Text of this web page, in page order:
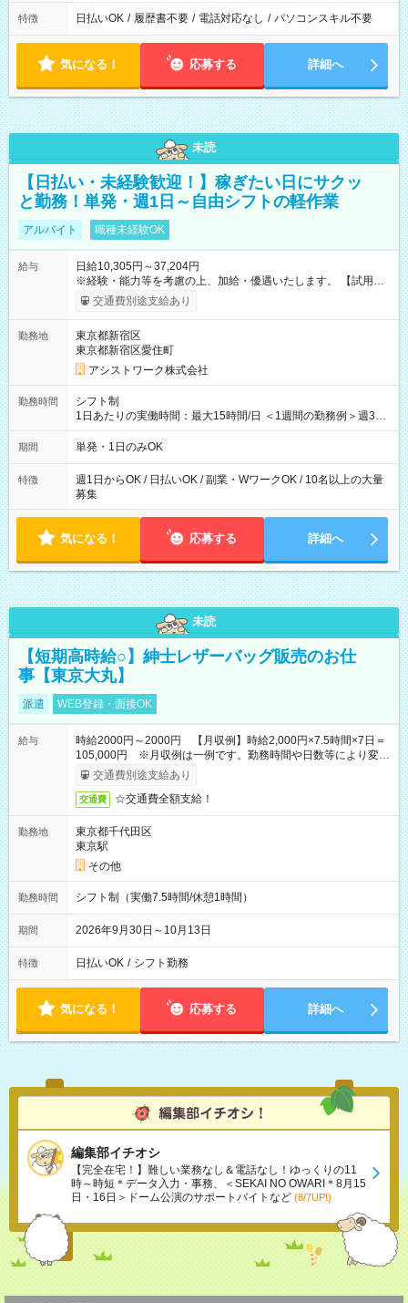
特徴 日払いOK / 履歴書不要 / 電話対応なし / パソコンスキル不要
気になる！ 応募する 詳細へ
未読
【日払い・未経験歓迎！】稼ぎたい日にサクッ
と勤務！単発・週1日～自由シフトの軽作業
アルバイト 職種未経験OK
給与
日給10,305円～37,204円
※経験・能力等を考慮の上、加給・優遇いたします。 【試用期
間】試用期間なし
交通費別途支給あり
勤務地
東京都新宿区
東京都新宿区愛住町
アシストワーク株式会社
勤務時間
シフト制
1日あたりの実働時間：最大15時間/日 ＜1週間の勤務例＞週3回
勤務 勤務：月・水・金 休み：火・木・土・日 好きな時にお仕事
可能です！ ※1日あたりの最大実働時間は日勤、夜勤共に勤務し
期間 単発・1日のみOK
特徴
週1日からOK / 日払いOK / 副業・WワークOK / 10名以上の大量
募集
気になる！ 応募する 詳細へ
未読
【短期高時給○】紳士レザーバッグ販売のお仕
事【東京大丸】
派遣 WEB登録・面接OK
給与
時給2000円～2000円 【月収例】時給2,000円×7.5時間×7日＝
105,000円 ※月収例は一例です。勤務時間や日数等により変動
いたします。
交通費別途支給あり
交通費 ☆交通費全額支給！
勤務地
東京都千代田区
東京駅
その他
勤務時間 シフト制（実働7.5時間/休憩1時間）
期間 2026年9月30日～10月13日
特徴 日払いOK / シフト勤務
気になる！ 応募する 詳細へ
編集部イチオシ
【完全在宅！】難しい業務なし＆電話なし！ゆっくりの11
時～時短＊データ入力・事務、＜SEKAI NO OWARI＊8月15
日・16日＞ドーム公演のサポートバイトなど (8/7UP!)